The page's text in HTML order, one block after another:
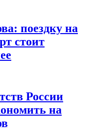
поездку на
стоит
России
на